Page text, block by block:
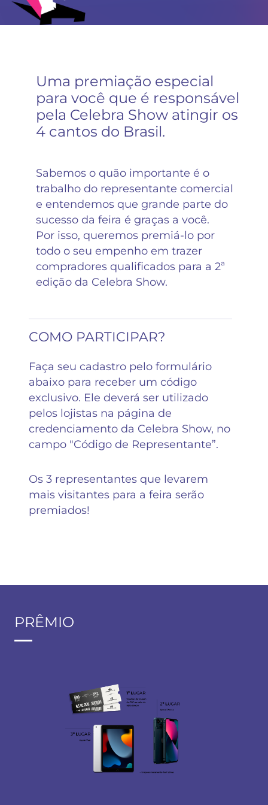
Uma premiação especial
para você que é responsável
pela Celebra Show atingir os
4 cantos do Brasil.
Sabemos o quão importante é o
trabalho do representante comercial
e entendemos que grande parte do
sucesso da feira é graças a você.
Por isso, queremos premiá-lo por
todo o seu empenho em trazer
compradores qualificados para a 2ª
edição da Celebra Show.
COMO PARTICIPAR?
Faça seu cadastro pelo formulário
abaixo para receber um código
exclusivo. Ele deverá ser utilizado
pelos lojistas na página de
credenciamento da Celebra Show, no
campo "Código de Representante”.
Os 3 representantes que levarem
mais visitantes para a feira serão
premiados!
PRÊMIO